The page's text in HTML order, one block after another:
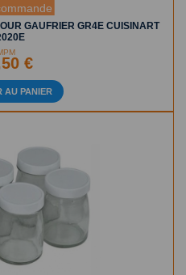
GAUFRIER GR4E CUISINART
€
AU PANIER